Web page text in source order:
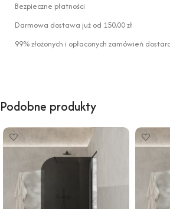
Bezpieczne płatności
Darmowa dostawa już od 150,00 zł
99% złożonych i opłaconych zamówień
Podobne produkty